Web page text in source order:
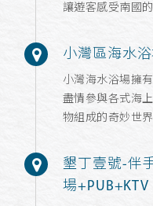
讓遊客感受南國
小灣區海水浴
小灣海水浴場擁
盡情參與各式海
物組成的奇妙世
墾丁壹號-伴
場+PUB+KTV